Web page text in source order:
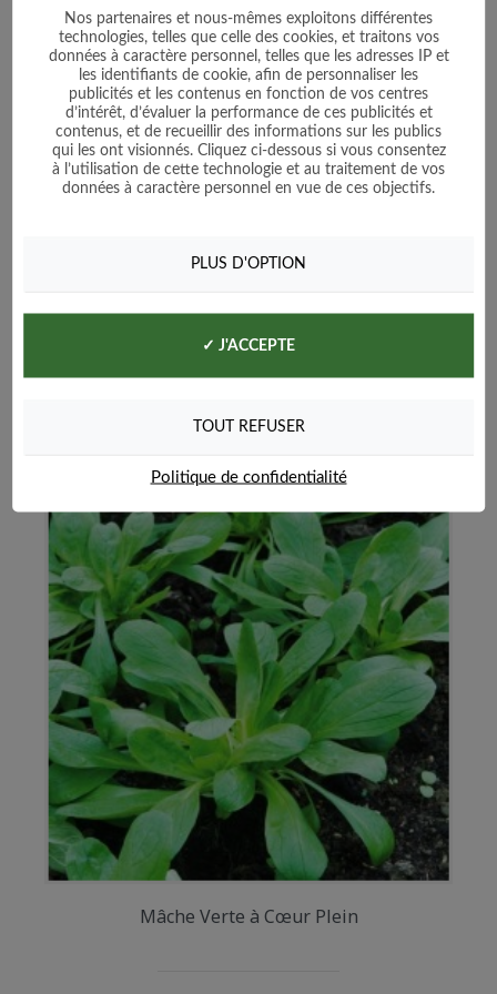
Mâche Match
Prix
1,60 €
Mâche Verte à Cœur Plein
Nos partenaires et nous-mêmes exploitons différentes
technologies, telles que celle des cookies, et traitons vos
données à caractère personnel, telles que les adresses IP et
les identifiants de cookie, afin de personnaliser les
publicités et les contenus en fonction de vos centres
d’intérêt, d’évaluer la performance de ces publicités et
contenus, et de recueillir des informations sur les publics
qui les ont visionnés. Cliquez ci-dessous si vous consentez
à l’utilisation de cette technologie et au traitement de vos
données à caractère personnel en vue de ces objectifs.
PLUS D'OPTION
✓ J'ACCEPTE
TOUT REFUSER
Politique de confidentialité